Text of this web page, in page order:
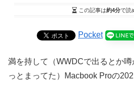
この記事は約4分で読
Pocket
満を持して（WWDCで出るとか
っとまってた）Macbook Proの